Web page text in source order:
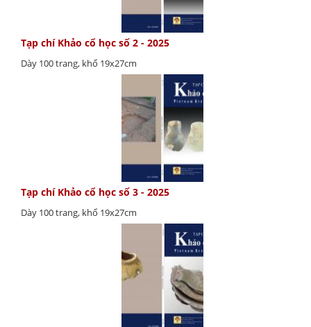
Tạp chí Khảo cổ học số 2 - 2025
Dày 100 trang, khổ 19x27cm
Tạp chí Khảo cổ học số 3 - 2025
Dày 100 trang, khổ 19x27cm